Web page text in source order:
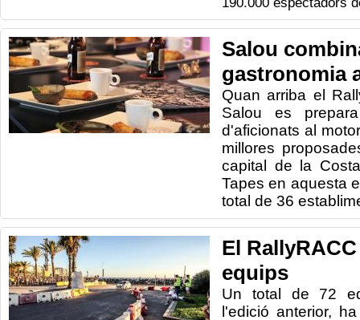
Salou
gastronomia
Quan arriba el
Salou
es prepara
d'aficionats al motor
millores
capital
de la Costa
Tapes en aquesta
total de 36
El
equips
Un total de 72
l'edició anterior,